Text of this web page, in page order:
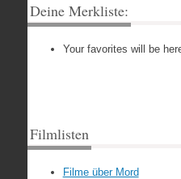
Deine Merkliste:
Your favorites will be
Filmlisten
Filme über Mord